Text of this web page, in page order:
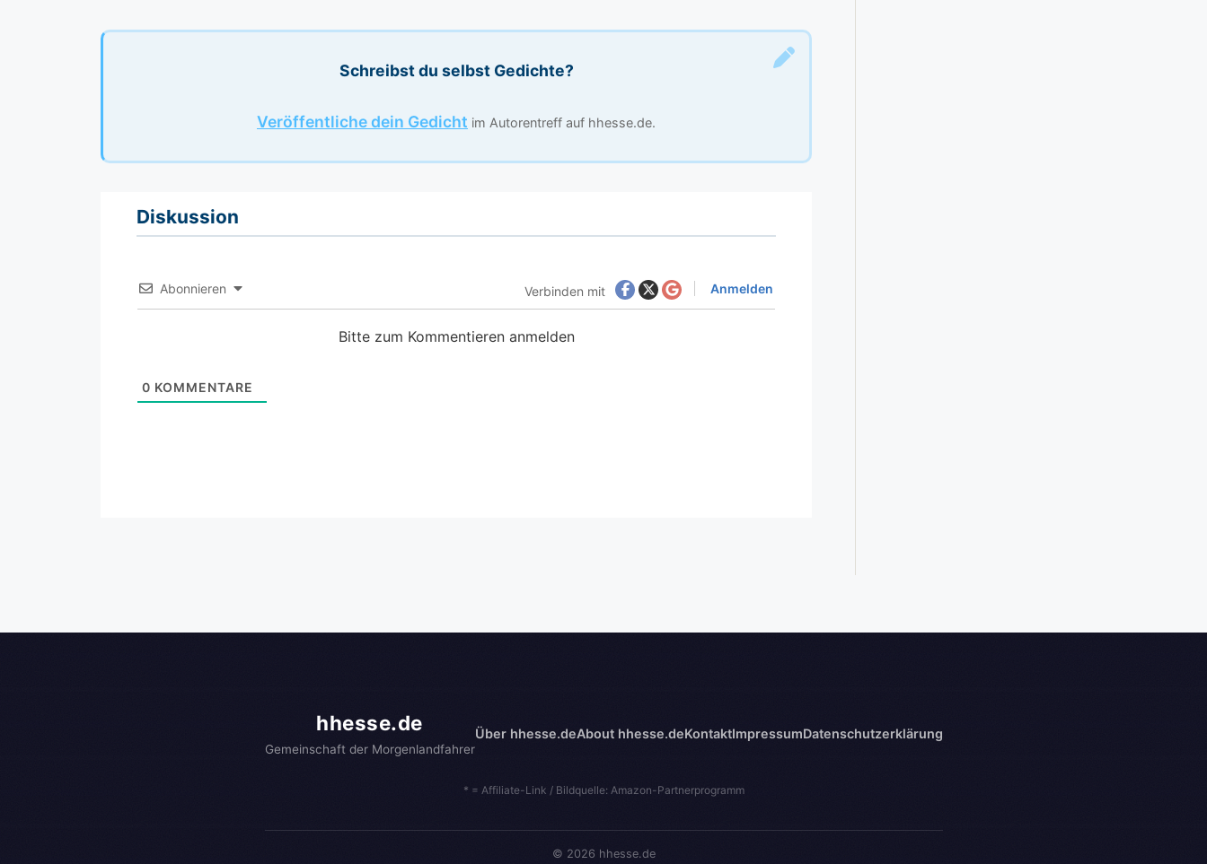
Schreibst du selbst Gedichte?
Veröffentliche dein Gedicht im Autorentreff auf hhesse.de.
Diskussion
Abonnieren Verbinden mit Anmelden
Bitte zum Kommentieren anmelden
0 KOMMENTARE
hhesse.de
Gemeinschaft der Morgenlandfahrer
Über hhesse.deAbout hhesse.deKontaktImpressumDatenschutzerklärung
* = Affiliate-Link / Bildquelle: Amazon-Partnerprogramm
© 2026 hhesse.de